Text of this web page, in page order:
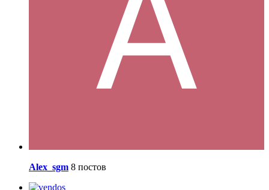
Alex_sgm 8 постов